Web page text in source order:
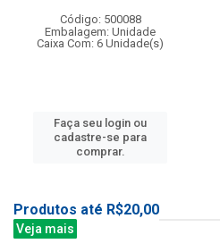
Código: 500088
Embalagem: Unidade
Caixa Com: 6 Unidade(s)
Faça seu login ou
cadastre-se para
comprar.
Produtos até R$20,00
Veja mais